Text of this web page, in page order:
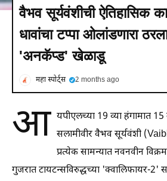
वैभव सूर्यवंशीची ऐतिहासिक
धावांचा टप्पा ओलांडणारा
'अनकॅप्ड' खेळाडू
महा स्पोर्ट्स 2 months ago
आ यपीएलच्या 19 व्या हंगामात 15
सलामीवीर वैभव सूर्यवंशी
प्रत्येक सामन्यात नवनवीन
गुजरात टायटन्सविरुद्धच्या 'क्वालिफायर-2'